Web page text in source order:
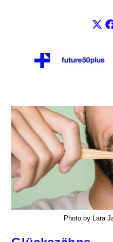
Photo by Lara